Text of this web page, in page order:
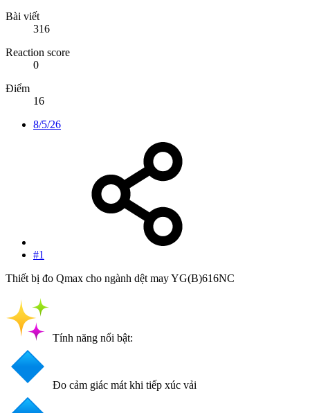
Bài viết
316
Reaction score
0
Điểm
16
8/5/26
#1
Thiết bị đo Qmax cho ngành dệt may YG(B)616NC
Tính năng nổi bật:
Đo cảm giác mát khi tiếp xúc vải